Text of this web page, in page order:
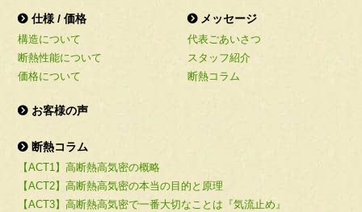
仕様 / 価格
構造について
断熱性能について
価格について
メッセージ
代表ごあいさつ
スタッフ紹介
断熱コラム
お客様の声
断熱コラム
【ACT1】高断熱高気密の概略
【ACT2】高断熱高気密の本当の目的と原理
【ACT3】高断熱高気密で一番大切なことは『気流止め』